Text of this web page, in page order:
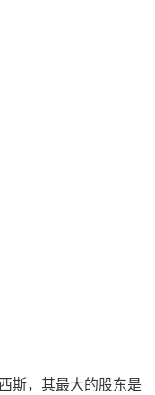
斯，其最大的股东是